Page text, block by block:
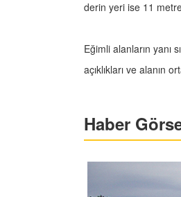
derin yeri ise 11
Eğimli alanların yanı
açıklıkları ve alanın
Haber